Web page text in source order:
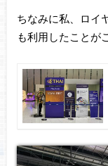
ちなみに私、ロイ
も利用したことが